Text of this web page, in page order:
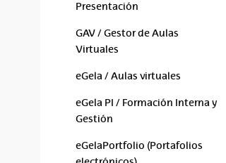
Presentación
GAV / Gestor de Aulas
Virtuales
eGela / Aulas virtuales
eGela PI / Formación Interna y
Gestión
eGelaPortfolio (Portafolios